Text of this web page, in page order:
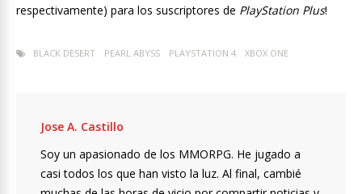
respectivamente) para los suscriptores de PlayStation Plus!
BLACK DESERT PEARL ABYSS PLAYSTATION 4 XBOX ONE
Jose A. Castillo
Soy un apasionado de los MMORPG. He jugado a
casi todos los que han visto la luz. Al final, cambié